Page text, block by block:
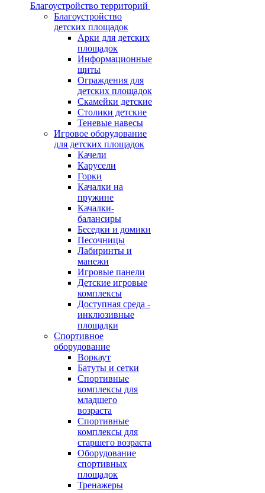
Благоустройство территорий
Благоустройство
детских площадок
Арки для детских
площадок
Информационные
щиты
Ограждения для
детских площадок
Скамейки детские
Столики детские
Теневые навесы
Игровое оборудование
для детских площадок
Качели
Карусели
Горки
Качалки на
пружине
Качалки-
балансиры
Беседки и домики
Песочницы
Лабиринты и
манежи
Игровые панели
Детские игровые
комплексы
Доступная среда -
инклюзивные
площадки
Спортивное
оборудование
Воркаут
Батуты и сетки
Спортивные
комплексы для
младшего
возраста
Спортивные
комплексы для
старшего возраста
Оборудование
спортивных
площадок
Тренажеры